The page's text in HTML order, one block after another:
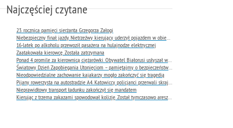
Najczęściej czytane
23. rocznica pamięci sierżanta Grzegorza Załogi
16-latek po alkoholu przewoził pasażera na hulajnodze elektrycznej
Zaatakowała kierowcę. Została zatrzymana
Nieodpowiedzialne zachowanie kajakarzy mogło zakończyć się tragedią
Nieprawidłowy transport ładunku zakończył się mandatem